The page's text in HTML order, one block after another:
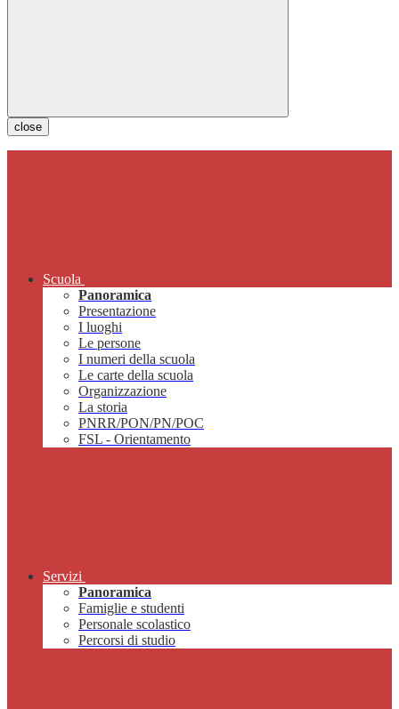
close
Scuola
Panoramica
Presentazione
I luoghi
Le persone
I numeri della scuola
Le carte della scuola
Organizzazione
La storia
PNRR/PON/PN/POC
FSL - Orientamento
Servizi
Panoramica
Famiglie e studenti
Personale scolastico
Percorsi di studio